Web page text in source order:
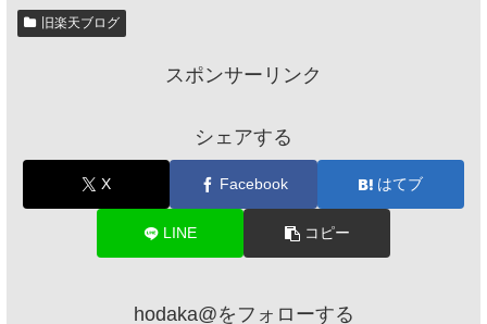
旧楽天ブログ
スポンサーリンク
シェアする
X Facebook はてブ
LINE コピー
hodaka@をフォローする